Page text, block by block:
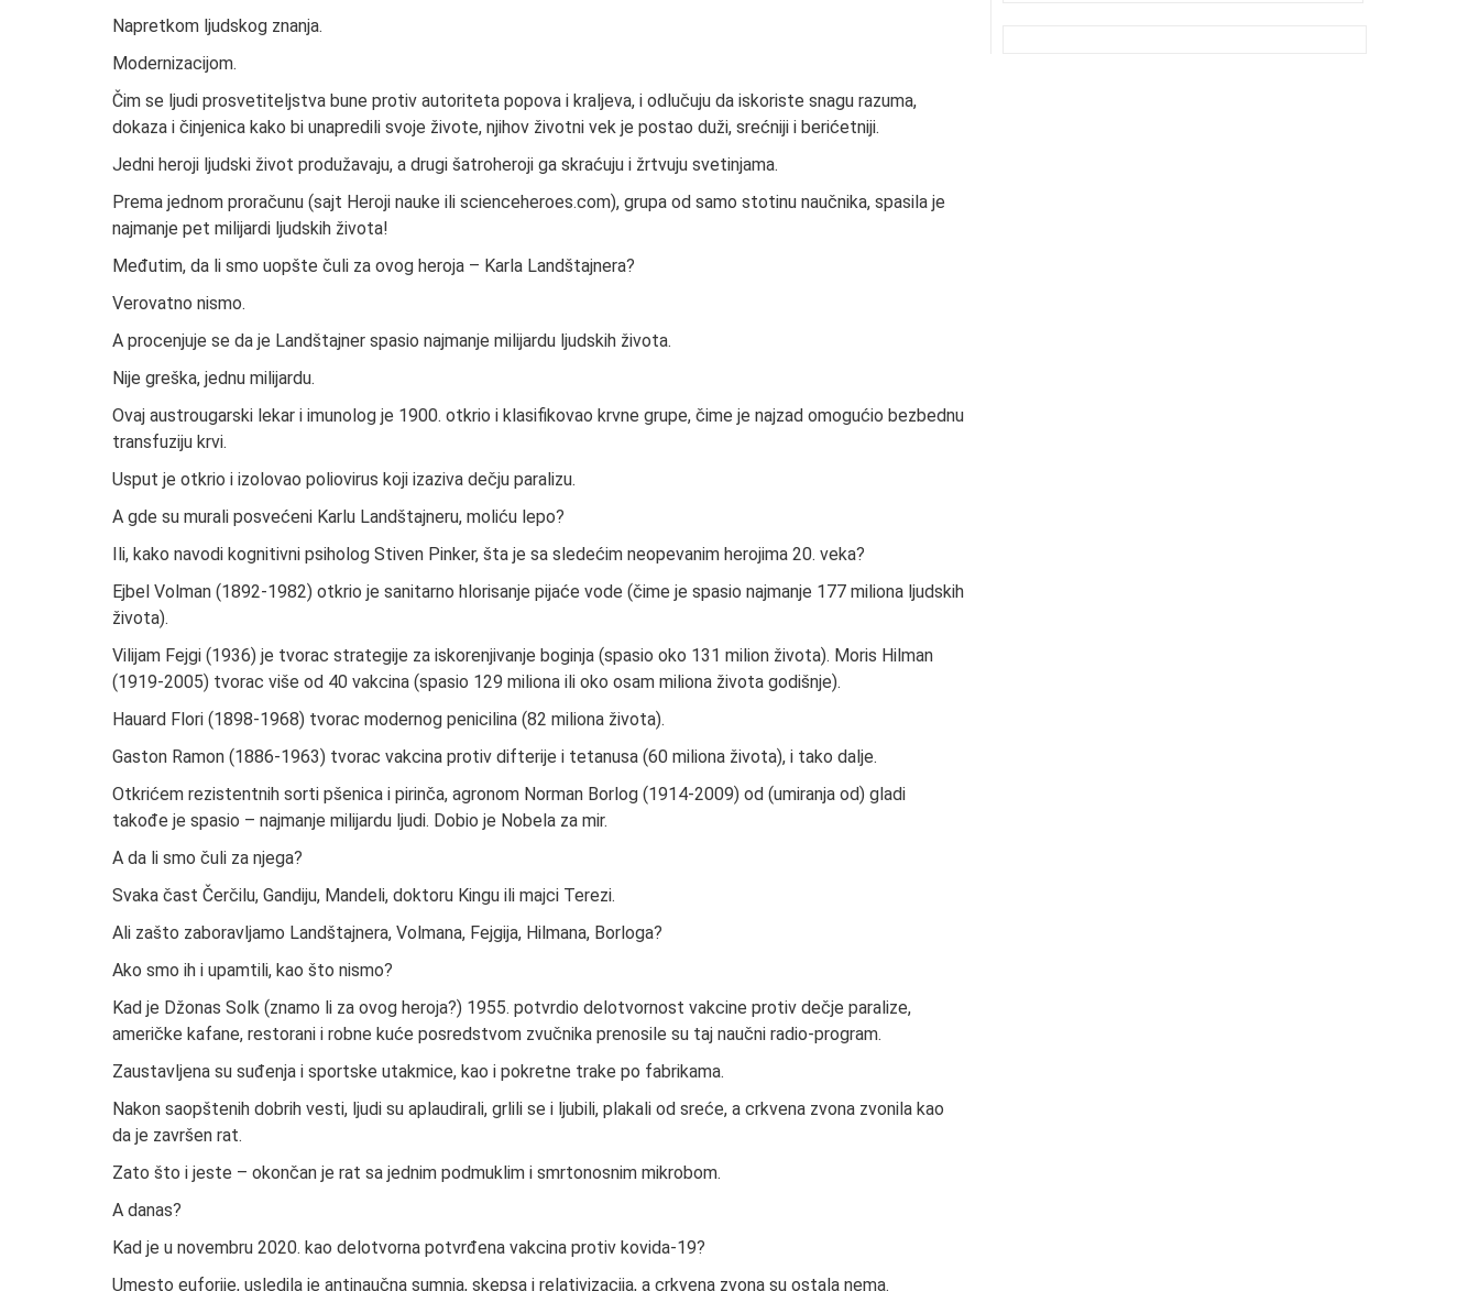
Napretkom ljudskog znanja.
Modernizacijom.
Čim se ljudi prosvetiteljstva bune protiv autoriteta popova i kraljeva, i odlučuju da iskoriste snagu razuma,
dokaza i činjenica kako bi unapredili svoje živote, njihov životni vek je postao duži, srećniji i berićetniji.
Jedni heroji ljudski život produžavaju, a drugi šatroheroji ga skraćuju i žrtvuju svetinjama.
Prema jednom proračunu (sajt Heroji nauke ili scienceheroes.com), grupa od samo stotinu naučnika, spasila je
najmanje pet milijardi ljudskih života!
Međutim, da li smo uopšte čuli za ovog heroja – Karla Landštajnera?
Verovatno nismo.
A procenjuje se da je Landštajner spasio najmanje milijardu ljudskih života.
Nije greška, jednu milijardu.
Ovaj austrougarski lekar i imunolog je 1900. otkrio i klasifikovao krvne grupe, čime je najzad omogućio bezbednu
transfuziju krvi.
Usput je otkrio i izolovao poliovirus koji izaziva dečju paralizu.
A gde su murali posvećeni Karlu Landštajneru, moliću lepo?
Ili, kako navodi kognitivni psiholog Stiven Pinker, šta je sa sledećim neopevanim herojima 20. veka?
Ejbel Volman (1892-1982) otkrio je sanitarno hlorisanje pijaće vode (čime je spasio najmanje 177 miliona ljudskih
života).
Vilijam Fejgi (1936) je tvorac strategije za iskorenjivanje boginja (spasio oko 131 milion života). Moris Hilman
(1919-2005) tvorac više od 40 vakcina (spasio 129 miliona ili oko osam miliona života godišnje).
Hauard Flori (1898-1968) tvorac modernog penicilina (82 miliona života).
Gaston Ramon (1886-1963) tvorac vakcina protiv difterije i tetanusa (60 miliona života), i tako dalje.
Otkrićem rezistentnih sorti pšenica i pirinča, agronom Norman Borlog (1914-2009) od (umiranja od) gladi
takođe je spasio – najmanje milijardu ljudi. Dobio je Nobela za mir.
A da li smo čuli za njega?
Svaka čast Čerčilu, Gandiju, Mandeli, doktoru Kingu ili majci Terezi.
Ali zašto zaboravljamo Landštajnera, Volmana, Fejgija, Hilmana, Borloga?
Ako smo ih i upamtili, kao što nismo?
Kad je Džonas Solk (znamo li za ovog heroja?) 1955. potvrdio delotvornost vakcine protiv dečje paralize,
američke kafane, restorani i robne kuće posredstvom zvučnika prenosile su taj naučni radio-program.
Zaustavljena su suđenja i sportske utakmice, kao i pokretne trake po fabrikama.
Nakon saopštenih dobrih vesti, ljudi su aplaudirali, grlili se i ljubili, plakali od sreće, a crkvena zvona zvonila kao
da je završen rat.
Zato što i jeste – okončan je rat sa jednim podmuklim i smrtonosnim mikrobom.
A danas?
Kad je u novembru 2020. kao delotvorna potvrđena vakcina protiv kovida-19?
Umesto euforije, usledila je antinaučna sumnja, skepsa i relativizacija, a crkvena zvona su ostala nema.